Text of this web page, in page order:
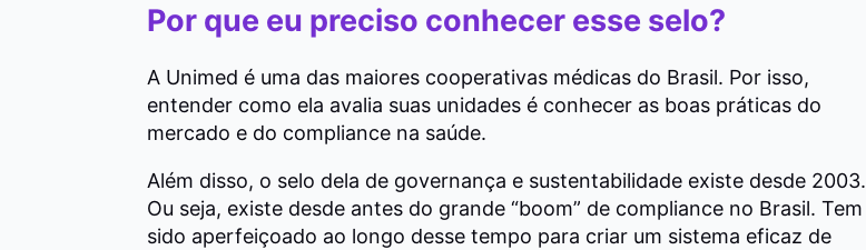
Por que eu preciso conhecer esse selo?
A Unimed é uma das maiores cooperativas médicas do Brasil. Por isso,
entender como ela avalia suas unidades é conhecer as boas práticas do
mercado e do compliance na saúde.
Além disso, o selo dela de governança e sustentabilidade existe desde 2003.
Ou seja, existe desde antes do grande “boom” de compliance no Brasil. Tem
sido aperfeiçoado ao longo desse tempo para criar um sistema eficaz de